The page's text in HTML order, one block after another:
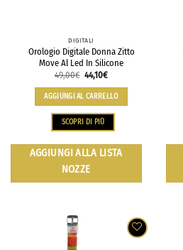
DIGITALI
Orologio Digitale Donna Zitto
Move Al Led In Silicone
49,00€ 44,10€
AGGIUNGI AL CARRELLO
SCOPRI DI PIÙ
AGGIUNGI ALLA LISTA
NOZZE